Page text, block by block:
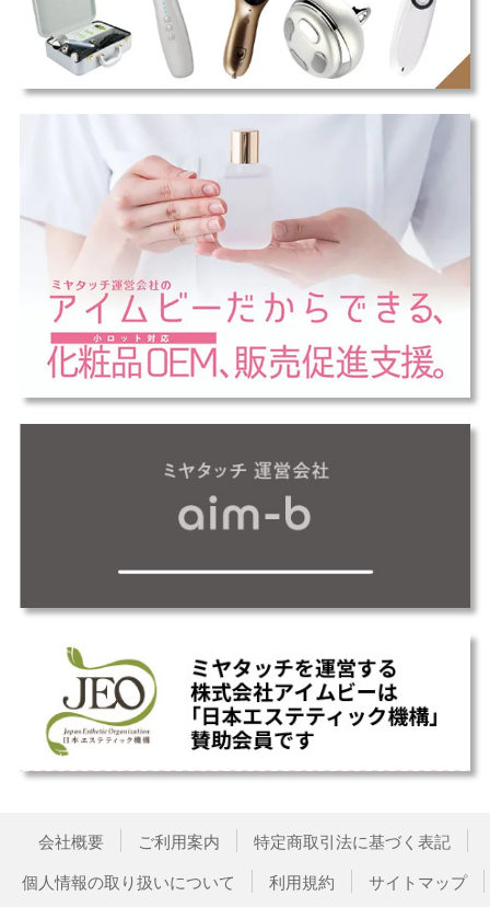
会社概要 ご利用案内
特定商取引法に基づく表記
個人情報の取り扱いについて
利用規約 サイトマップ